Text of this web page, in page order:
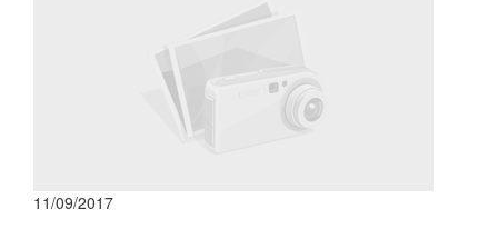
11/09/2017